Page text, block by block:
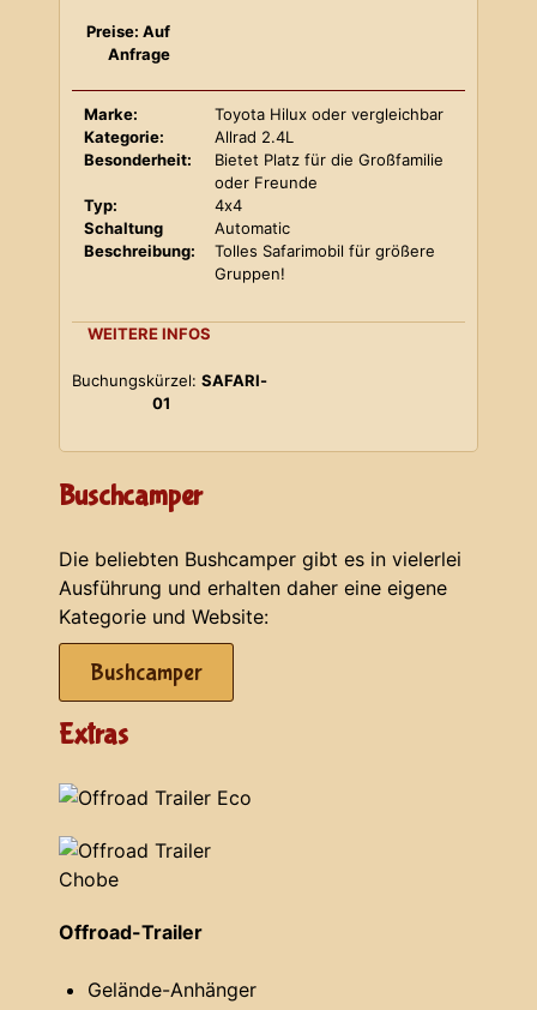
Preise: Auf
Anfrage
Marke:
Toyota Hilux oder vergleichbar
Kategorie:
Allrad 2.4L
Besonderheit:
Bietet Platz für die Großfamilie
oder Freunde
Typ:
4x4
Schaltung
Automatic
Beschreibung:
Tolles Safarimobil für größere
Gruppen!
WEITERE INFOS
Buchungskürzel: SAFARI-
01
Buschcamper
Die beliebten Bushcamper gibt es in vielerlei
Ausführung und erhalten daher eine eigene
Kategorie und Website:
Bushcamper
Extras
Offroad-Trailer
Gelände-Anhänger